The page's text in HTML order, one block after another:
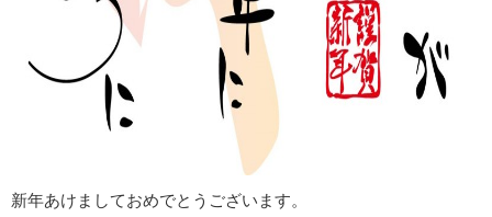
新年あけましておめでとうございます。